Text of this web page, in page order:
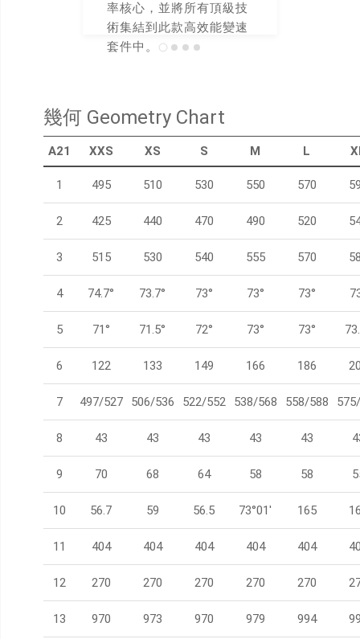
率核心，並將所有頂級技
術集結到此款高效能變速
套件中。
幾何 Geometry Chart
A21 XXS XS S M L
1 495 510 530 550 570
2 425 440 470 490 520
3 515 530 540 555 570
4 74.7° 73.7° 73° 73° 73°
5 71° 71.5° 72° 73° 73°
6 122 133 149 166 186
7 497/527 506/536 522/552 538/568 558/588
8 43 43 43 43 43
9 70 68 64 58 58
10 56.7 59 56.5 73°01' 165
11 404 404 404 404 404
12 270 270 270 270 270
13 970 973 970 979 994